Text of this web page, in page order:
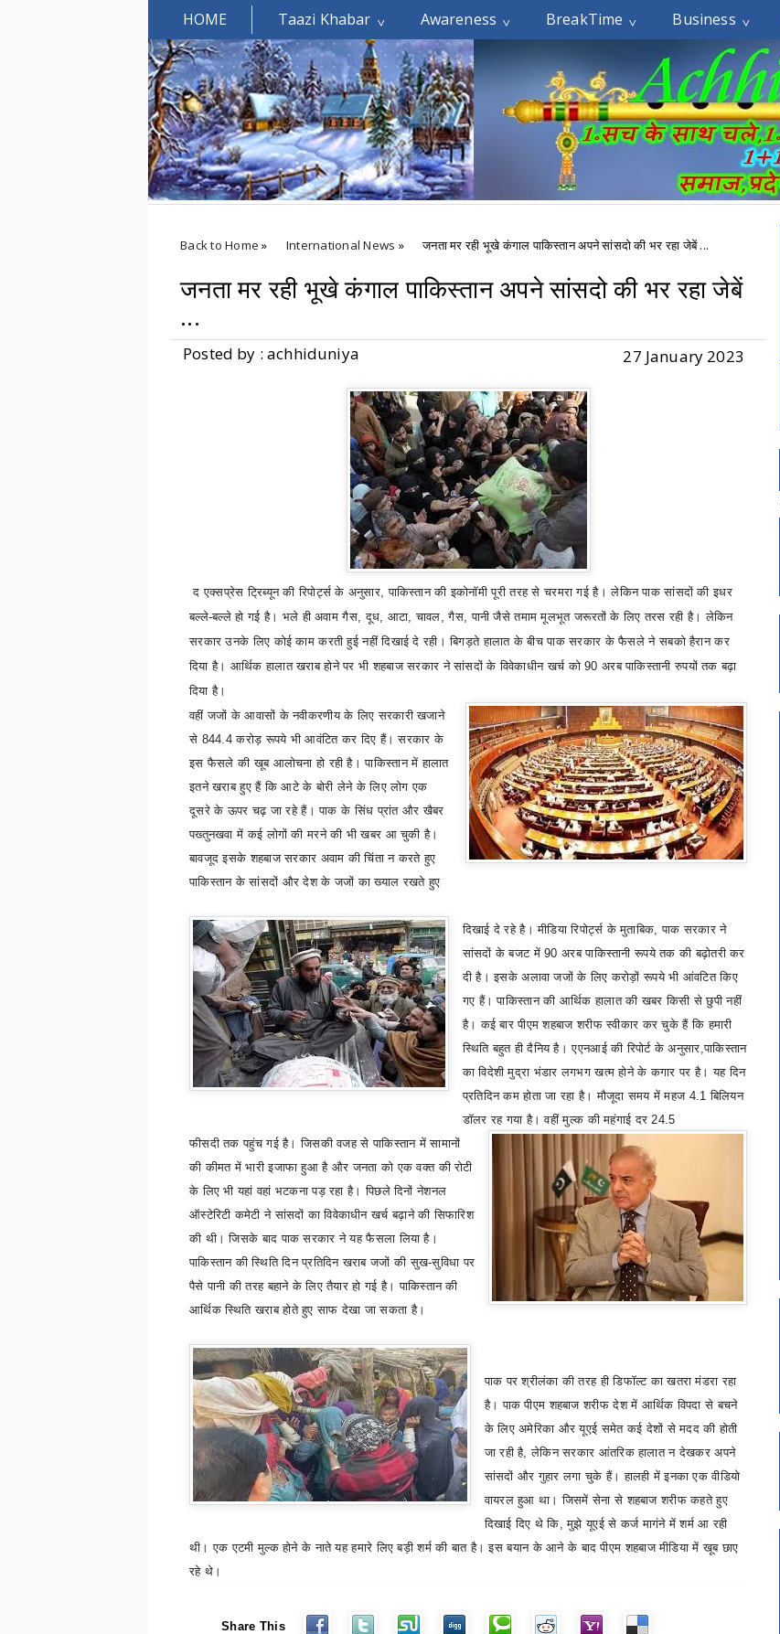
HOME Taazi Khabar Awareness BreakTime Business
Welcomes You.....
Back to Home » International News » जनता मर रही भूखे कंगाल पाकिस्तान अपने सांसदो की भर रहा जेबें ...
जनता मर रही भूखे कंगाल पाकिस्तान अपने सांसदो की भर रहा जेबें
...
Posted by : achhiduniya 27 January 2023
द एक्सप्रेस ट्रिब्यून की रिपोर्ट्स के अनुसार,पाकिस्तान की इकोनॉमी पूरी तरह से चरमरा गई है। लेकिन पाक सांसदों की इधर
बल्ले-बल्ले हो गई है। भले ही अवाम गैस,दूध, आटा,चावल,गैस,पानी जैसे तमाम मूलभूत जरूरतों के लिए तरस रही है। लेकिन
सरकार उनके लिए कोई काम करती हुई नहीं दिखाई दे रही। बिगड़ते हालात के बीच पाक सरकार के फैसले ने सबको हैरान कर
दिया है। आर्थिक हालात खराब होने पर भी शहबाज सरकार ने सांसदों के विवेकाधीन खर्च को 90 अरब पाकिस्तानी रुपयों तक बढ़ा
दिया है।
वहीं जजों के आवासों के नवीकरणीय के लिए सरकारी खजाने
से 844.4 करोड़ रूपये भी आवंटित कर दिए हैं। सरकार के
इस फैसले की खूब आलोचना हो रही है। पाकिस्तान में हालात
इतने खराब हुए हैं कि आटे के बोरी लेने के लिए लोग एक
दूसरे के ऊपर चढ़ जा रहे हैं। पाक के सिंध प्रांत और खैबर
पख्तुनखवा में कई लोगों की मरने की भी खबर आ चुकी है।
बावजूद इसके शहबाज सरकार अवाम की चिंता न करते हुए
पाकिस्तान के सांसदों और देश के जजों का ख्याल रखते हुए
दिखाई दे रहे है। मीडिया रिपोर्ट्स के मुताबिक,पाक सरकार ने
सांसदों के बजट में 90 अरब पाकिस्तानी रूपये तक की बढ़ोतरी कर
दी है। इसके अलावा जजों के लिए करोड़ों रूपये भी आंवटित किए
गए हैं। पाकिस्तान की आर्थिक हालात की खबर किसी से छुपी नहीं
है। कई बार पीएम शहबाज शरीफ स्वीकार कर चुके हैं कि हमारी
स्थिति बहुत ही दैनिय है। एएनआई की रिपोर्ट के अनुसार,पाकिस्तान
का विदेशी मुद्रा भंडार लगभग खत्म होने के कगार पर है। यह दिन
प्रतिदिन कम होता जा रहा है। मौजूदा समय में महज 4.1 बिलियन
डॉलर रह गया है। वहीं मुल्क की महंगाई दर 24.5
फीसदी तक पहुंच गई है। जिसकी वजह से पाकिस्तान में सामानों
की कीमत में भारी इजाफा हुआ है और जनता को एक वक्त की रोटी
के लिए भी यहां वहां भटकना पड़ रहा है। पिछले दिनों नेशनल
ऑस्टेरिटी कमेटी ने सांसदों का विवेकाधीन खर्च बढ़ाने की सिफारिश
की थी। जिसके बाद पाक सरकार ने यह फैसला लिया है।
पाकिस्तान की स्थिति दिन प्रतिदिन खराब जजों की सुख-सुविधा पर
पैसे पानी की तरह बहाने के लिए तैयार हो गई है। पाकिस्तान की
आर्थिक स्थिति खराब होते हुए साफ देखा जा सकता है।
पाक पर श्रीलंका कीतरह ही डिफॉल्ट का खतरा मंडरा रहा
है। पाक पीएम शहबाज शरीफ देश में आर्थिक विपदा से बचने
के लिए अमेरिका और यूएई समेत कई देशों से मदद की होती
जा रही है,लेकिन सरकार आंतरिक हालात न देखकर अपने
सांसदों और गुहार लगा चुके हैं। हालही में इनका एक वीडियो
वायरल हुआ था। जिसमें सेना से शहबाज शरीफ कहते हुए
दिखाई दिए थे कि,मुझे यूएई से कर्ज मागंने में शर्म आ रही
थी। एक एटमी मुल्क होने के नाते यह हमारे लिए बड़ी शर्म की बात है। इस बयान के आने के बाद पीएम शहबाज मीडिया में खूब छाए
रहे थे।
Share This